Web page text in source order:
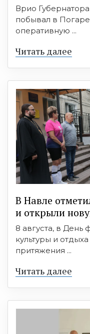
Врио
побывал в
оперативную ...
Читать далее
В Навле
и открыли
8 августа, в День
культуры и
притяжения ...
Читать далее